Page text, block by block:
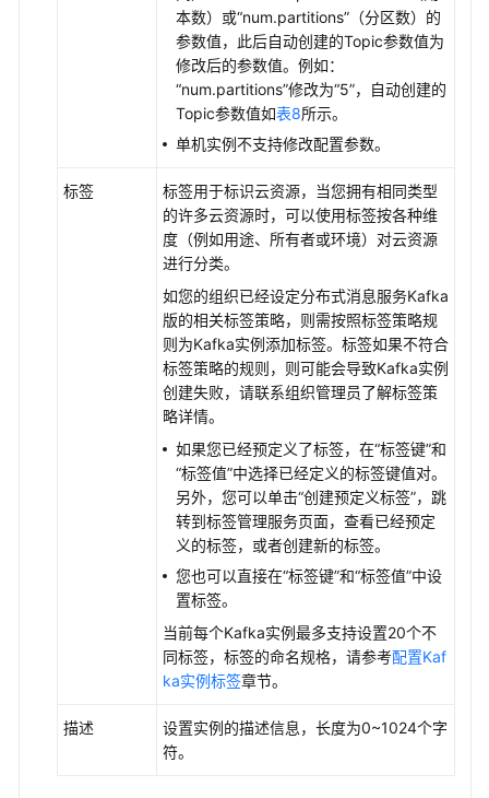
本数）或“num.partitions”（分区数）的
参数值，此后自动创建的Topic参数值为
修改后的参数值。例如：
“num.partitions”修改为“5”，自动创建的
Topic参数值如表8所示。
单机实例不支持修改配置参数。
标签
标签用于标识云资源，当您拥有相同类型
的许多云资源时，可以使用标签按各种维
度（例如用途、所有者或环境）对云资源
进行分类。
如您的组织已经设定分布式消息服务Kafka
版的相关标签策略，则需按照标签策略规
则为Kafka实例添加标签。标签如果不符合
标签策略的规则，则可能会导致Kafka实例
创建失败，请联系组织管理员了解标签策
略详情。
如果您已经预定义了标签，在“标签键”和
“标签值”中选择已经定义的标签键值对。
另外，您可以单击“创建预定义标签”，跳
转到标签管理服务页面，查看已经预定
义的标签，或者创建新的标签。
您也可以直接在“标签键”和“标签值”中设
置标签。
当前每个Kafka实例最多支持设置20个不
同标签，标签的命名规格，请参考配置Kaf
ka实例标签章节。
描述
设置实例的描述信息，长度为0~1024个字
符。